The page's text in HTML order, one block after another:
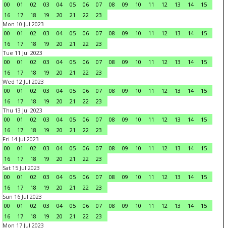
00
01 02 03 04 05 06 07 08 09 10 11 12 13 14
15
16
17 18 19 20 21 22
23
Mon 10 Jul 2023
00
01 02 03 04 05 06 07 08 09 10 11 12 13 14
15
16
17 18 19 20 21 22
23
Tue 11 Jul 2023
00
01 02 03 04 05 06 07 08 09 10 11 12 13 14
15
16
17 18 19 20 21 22
23
Wed 12 Jul 2023
00
01 02 03 04 05 06 07 08 09 10 11 12 13 14
15
16
17 18 19 20 21 22
23
Thu 13 Jul 2023
00
01 02 03 04 05 06 07 08 09 10 11 12 13 14
15
16
17 18 19 20 21 22
23
Fri 14 Jul 2023
00
01 02 03 04 05 06 07 08 09 10 11 12 13 14
15
16
17 18 19 20 21 22
23
Sat 15 Jul 2023
00
01 02 03 04 05 06 07 08 09 10 11 12 13 14
15
16
17 18 19 20 21 22
23
Sun 16 Jul 2023
00
01 02 03 04 05 06 07 08 09 10 11 12 13 14
15
16
17 18 19 20 21 22
23
Mon 17 Jul 2023